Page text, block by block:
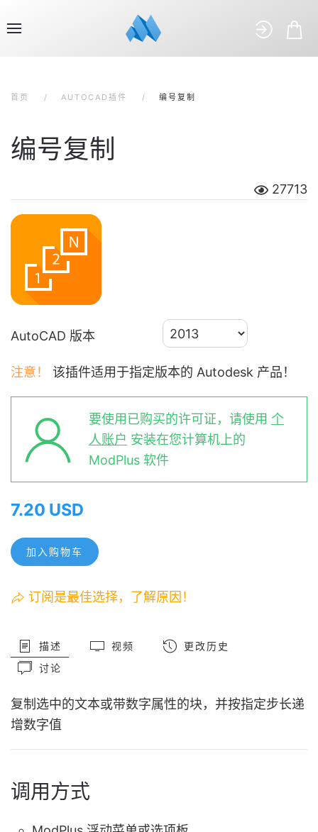
首页 AUTOCAD插件 编号复制
编号复制
27713
AutoCAD 版本
注意！ 该插件适用于指定版本的 Autodesk 产品！
要使用已购买的许可证，请使用 个
人账户 安装在您计算机上的
ModPlus 软件
7.20 USD
加入购物车
订阅是最佳选择，了解原因！
描述 视频
更改历史
讨论
复制选中的文本或带数字属性的块，并按指定步长递
增数字值
调用方式